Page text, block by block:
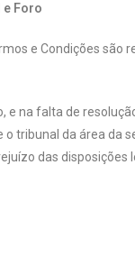
e Foro
e Condições são
e na falta de
tribunal da área da
das disposições